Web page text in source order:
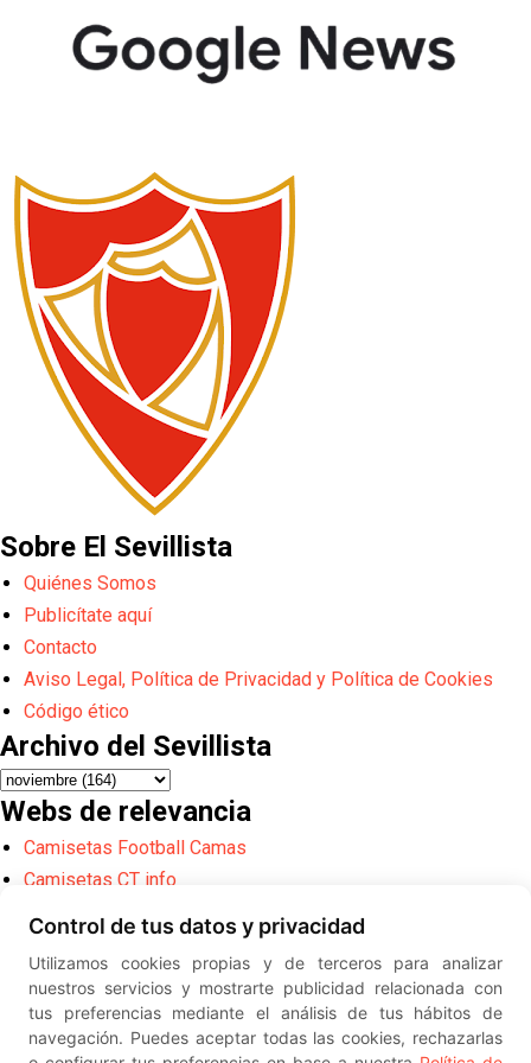
Sobre El Sevillista
Quiénes Somos
Publicítate aquí
Contacto
Aviso Legal, Política de Privacidad y Política de Cookies
Código ético
Archivo del Sevillista
Webs de relevancia
Camisetas Football Camas
Camisetas CT info
Camisetas Mardelshop
LaLiga
UEFA
FIFA
Control de tus datos y privacidad
Utilizamos cookies propias y de terceros para analizar
nuestros servicios y mostrarte publicidad relacionada con
tus preferencias mediante el análisis de tus hábitos de
navegación. Puedes aceptar todas las cookies, rechazarlas